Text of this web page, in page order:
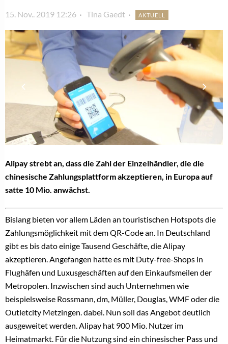
15. Nov.. 2019 12:26 Tina Gaedt AKTUELL
Alipay strebt an, dass die Zahl der Einzelhändler, die die
chinesische Zahlungsplattform akzeptieren, in Europa auf
satte 10 Mio. anwächst.
Bislang bieten vor allem Läden an touristischen Hotspots die
Zahlungsmöglichkeit mit dem QR-Code an. In Deutschland
gibt es bis dato einige Tausend Geschäfte, die Alipay
akzeptieren. Angefangen hatte es mit Duty-free-Shops in
Flughäfen und Luxusgeschäften auf den Einkaufsmeilen der
Metropolen. Inzwischen sind auch Unternehmen wie
beispielsweise Rossmann, dm, Müller, Douglas, WMF oder die
Outletcity Metzingen. dabei. Nun soll das Angebot deutlich
ausgeweitet werden. Alipay hat 900 Mio. Nutzer im
Heimatmarkt. Für die Nutzung sind ein chinesischer Pass und